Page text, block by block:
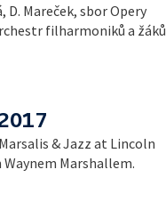
D. Mareček, sbor Opery
filharmoniků a žáků
& Jazz at Lincoln
Marshallem.